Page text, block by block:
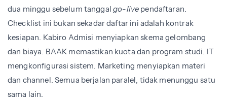
dua minggu sebelum tanggalgo-live pendaftaran.
Checklist ini bukan sekadar daftar ini adalah kontrak
kesiapan. Kabiro Admisi menyiapkan skema gelombang
dan biaya. BAAK memastikan kuota dan program studi. IT
mengkonfigurasi sistem. Marketing menyiapkan materi
dan channel. Semua berjalan paralel, tidak menunggu satu
sama lain.